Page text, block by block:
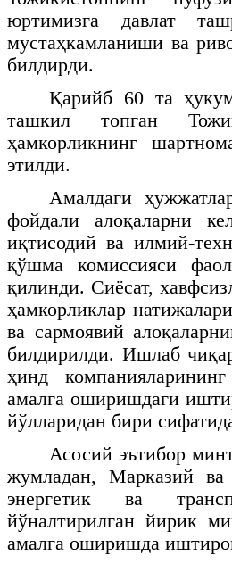
юртимизга давлат
мустаҳкамланиши ва
билдирди.
Қарийб 60 та
ташкил топган
ҳамкорликнинг
этилди.
Амалдаги
фойдали алоқаларни
иқтисодий ва илмий-
қўшма комиссияси
қилинди. Сиёсат,
ҳамкорликлар
ва сармоявий
билдирилди. Ишлаб
ҳинд
амалга оширишдаги
йўлларидан бири
Асосий эътибор
жумладан, Марказий ва
энергетик ва
йўналтирилган йирик
амалга оширишда